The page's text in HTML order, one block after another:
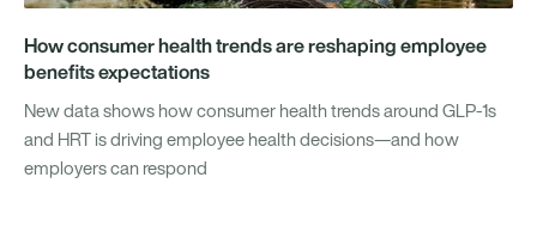
How consumer health trends are reshaping employee
benefits expectations
New data shows how consumer health trends around GLP-1s
and HRT is driving employee health decisions—and how
employers can respond